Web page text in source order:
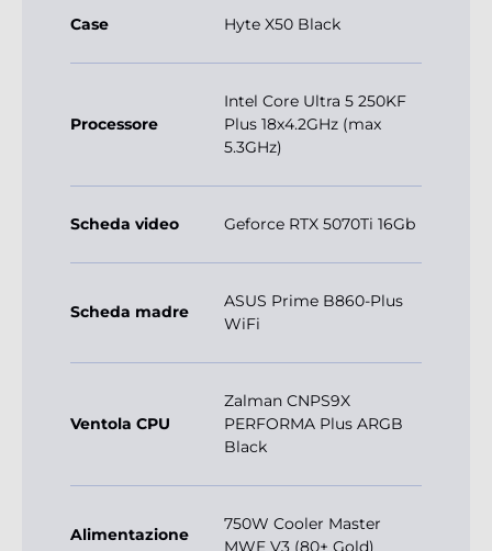
Case Hyte X50 Black
Processore
Intel Core Ultra 5 250KF
Plus 18x4.2GHz (max
5.3GHz)
Scheda video Geforce RTX 5070Ti 16Gb
Scheda madre
ASUS Prime B860-Plus
WiFi
Ventola CPU
Zalman CNPS9X
PERFORMA Plus ARGB
Black
Alimentazione
750W Cooler Master